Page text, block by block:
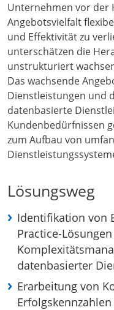
Unternehmen vor der
Angebotsvielfalt
und Effektivität zu
unterschätzen die
unstrukturiert
Das wachsende
Dienstleistungen und
datenbasierte
Kundenbedürfnissen
zum Aufbau von
Lösungsweg
Identifikation von
Practice-
datenbasierter
Erarbeitung von